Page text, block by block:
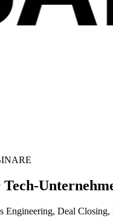
Engineering, Deal